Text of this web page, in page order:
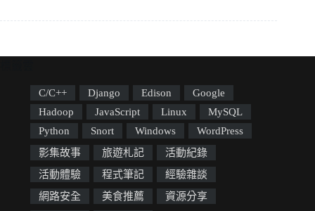
C/C++ Django Edison
Google
Hadoop
JavaScript Linux
MySQL
Python
Snort Windows
WordPress
影集故事
旅遊札記
活動紀錄
活動體驗
程式筆記
經驗雜談
網路安全
美食推薦
資源分享